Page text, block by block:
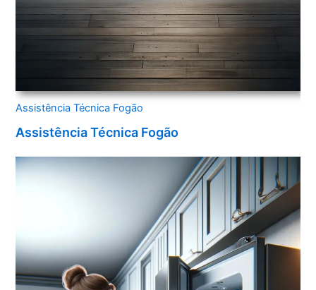
Assistência Técnica Fogão
Assistência Técnica Fogão